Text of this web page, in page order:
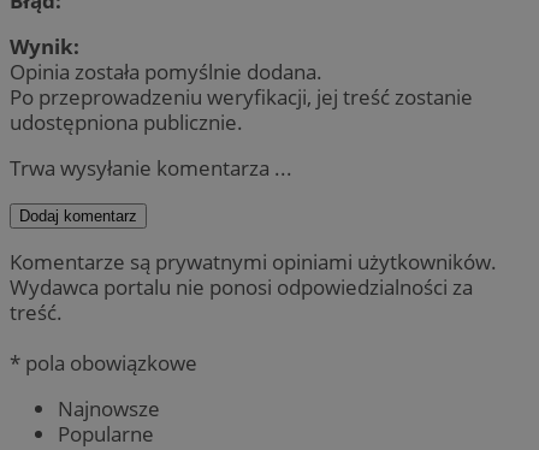
Wynik:
Opinia została pomyślnie dodana.
Po przeprowadzeniu weryfikacji, jej treść zostanie
udostępniona publicznie.
Trwa wysyłanie komentarza ...
Dodaj komentarz
Komentarze są prywatnymi opiniami użytkowników.
Wydawca portalu nie ponosi odpowiedzialności za
treść.
* pola obowiązkowe
Najnowsze
Popularne